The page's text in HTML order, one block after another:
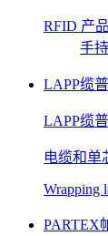
RFID 产品
手
LAPP缆普
LAPP缆
电缆和单
Wrapping
PARTEX